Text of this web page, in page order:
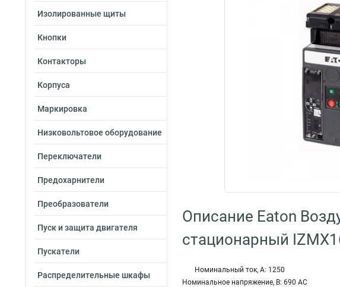
Изолированные щиты
Кнопки
Контакторы
Корпуса
Маркировка
Низковольтовое оборудование
Переключатели
Предохарнители
Преобразователи
Пуск и защита двигателя
Пускатели
Распределительные шкафы
Описание Eaton
стационарный
Номинальный ток, А: 1250
Номинальное напряжение, В: 690 AC